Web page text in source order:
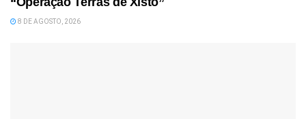
8 DE AGOSTO, 2026